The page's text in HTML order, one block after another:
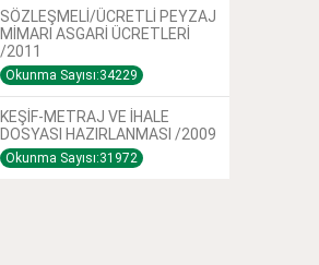
SÖZLEŞMELİ/ÜCRETLİ PEYZAJ
MİMARI ASGARİ ÜCRETLERİ
/2011
Okunma Sayısı:34229
KEŞİF-METRAJ VE İHALE
DOSYASI HAZIRLANMASI /2009
Okunma Sayısı:31972